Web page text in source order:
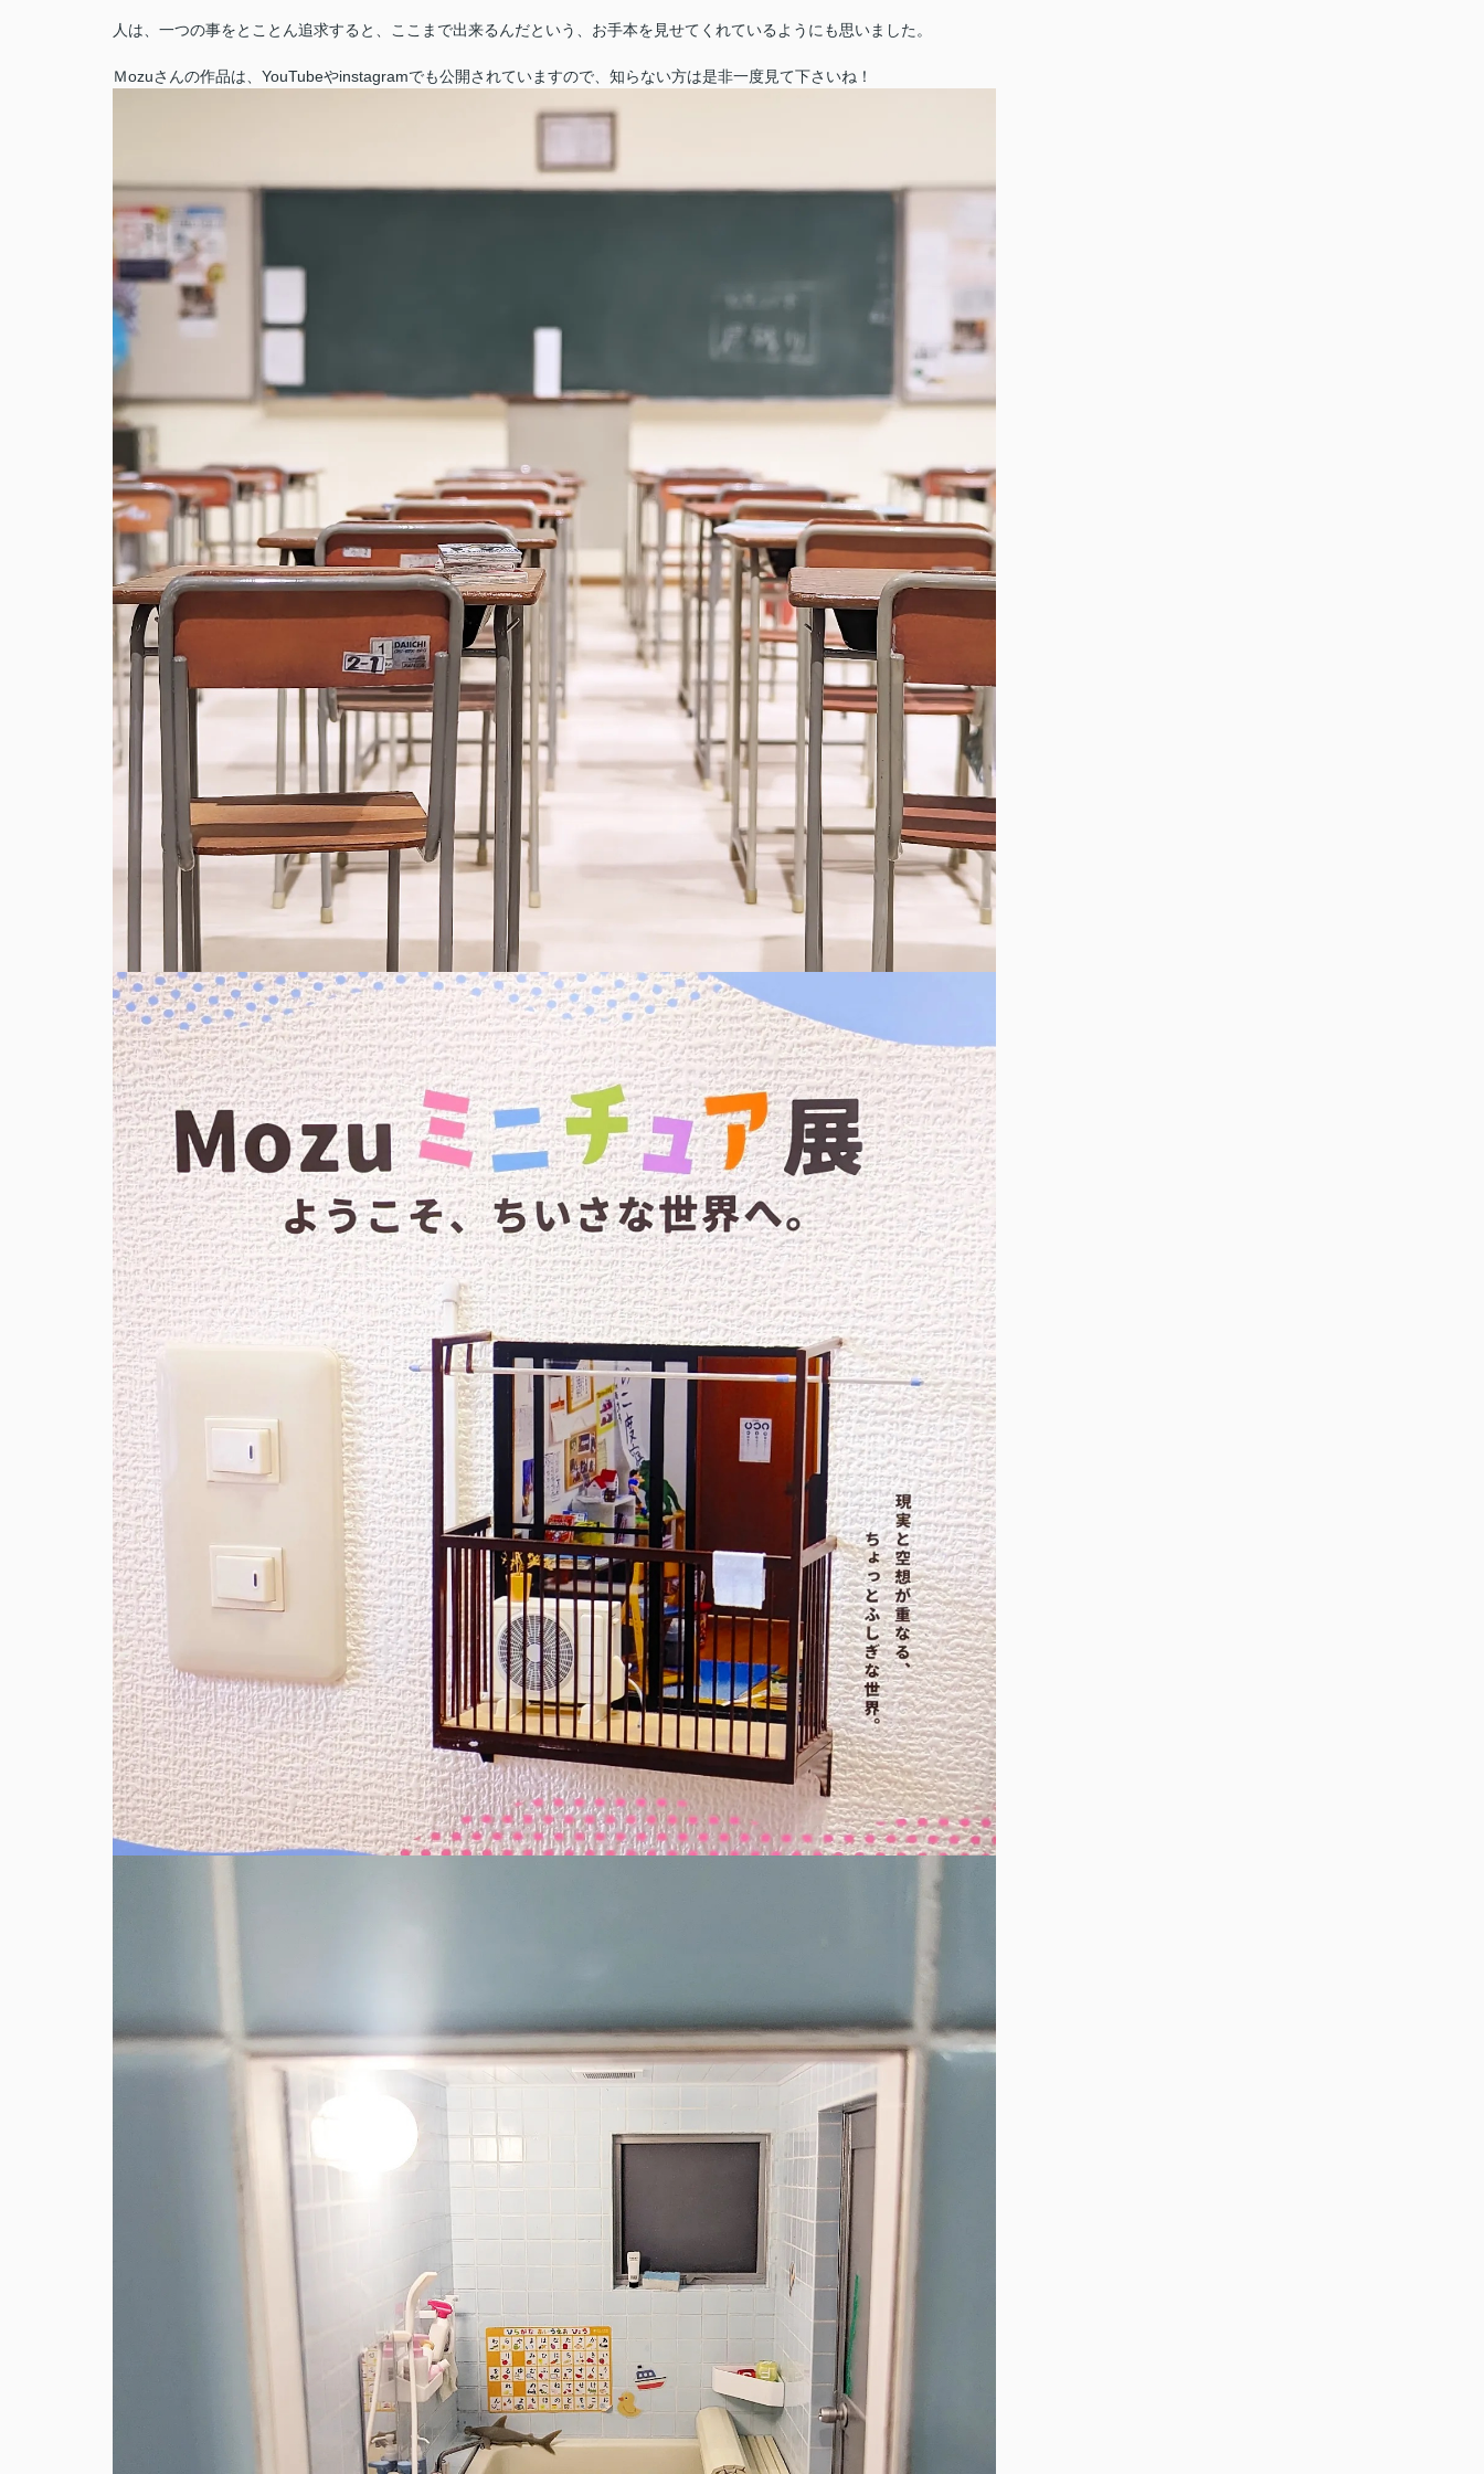
人は、一つの事をとことん追求すると、ここまで出来るんだという、お手本を見せてくれているようにも思いました。
Ｍozuさんの作品は、YouTubeやinstagramでも公開されていますので、知らない方は是非一度見て下さいね！